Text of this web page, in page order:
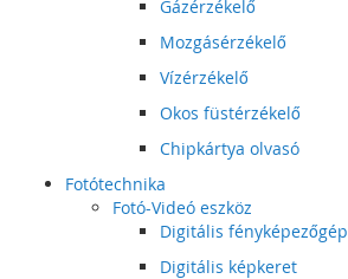
Gázérzékelő
Mozgásérzékelő
Vízérzékelő
Okos füstérzékelő
Chipkártya olvasó
Fotótechnika
Fotó-Videó eszköz
Digitális fényképezőgép
Digitális képkeret